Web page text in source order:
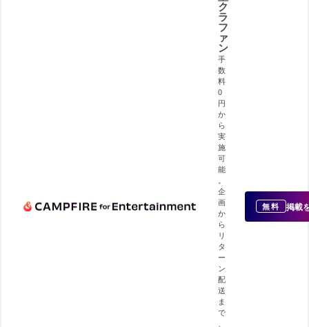
ク
ラ
フ
ァ
ン
手
数
料
0
円
か
ら
実
施
可
能
企
画
か
ら
リ
タ
ー
ン
配
送
ま
で
無料 掲載